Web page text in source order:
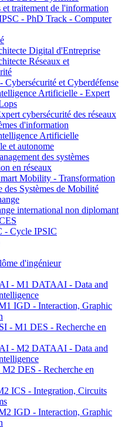
et traitement de l'information
- PhD Track - Computer
Digital d'Entreprise
Réseaux et
et Cyberdéfense
Artificielle - Expert
cybersécurité des réseaux
d'information
Artificielle
et autonome
des systèmes
en réseaux
Mobility - Transformation
des Systèmes de Mobilité
international non diplomant
- Cycle IPSIC
d'ingénieur
- M1 DATAAI - Data and
IGD - Interaction, Graphic
- M1 DES - Recherche en
- M2 DATAAI - Data and
DES - Recherche en
ICS - Integration, Circuits
IGD - Interaction, Graphic